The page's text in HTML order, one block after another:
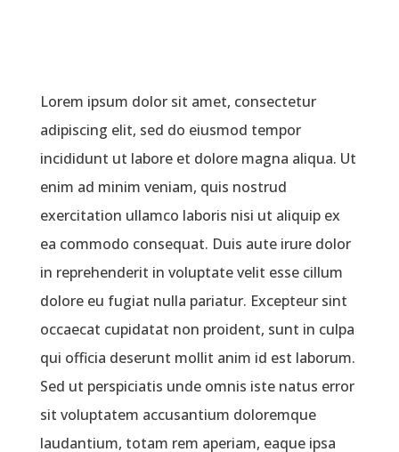
Lorem ipsum dolor sit amet, consectetur
adipiscing elit, sed do eiusmod tempor
incididunt ut labore et dolore magna aliqua. Ut
enim ad minim veniam, quis nostrud
exercitation ullamco laboris nisi ut aliquip ex
ea commodo consequat. Duis aute irure dolor
in reprehenderit in voluptate velit esse cillum
dolore eu fugiat nulla pariatur. Excepteur sint
occaecat cupidatat non proident, sunt in culpa
qui officia deserunt mollit anim id est laborum.
Sed ut perspiciatis unde omnis iste natus error
sit voluptatem accusantium doloremque
laudantium, totam rem aperiam, eaque ipsa